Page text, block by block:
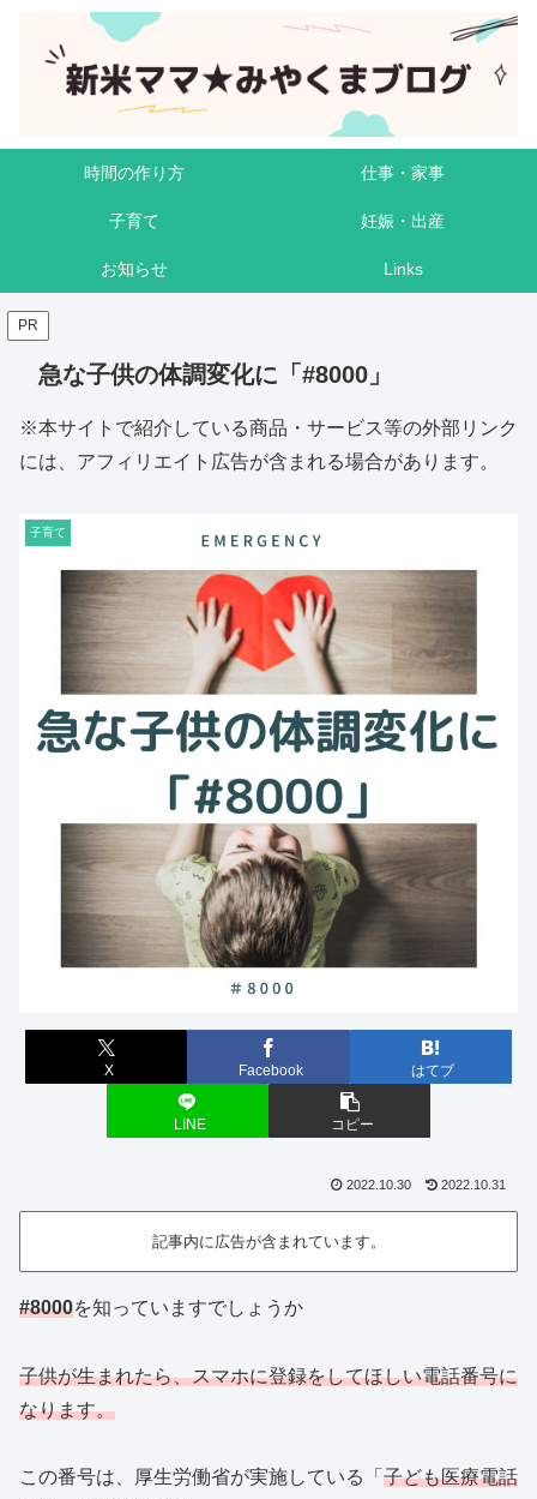
時間の作り方 仕事・家事
子育て 妊娠・出産
お知らせ Links
PR
急な子供の体調変化に「#8000」
※本サイトで紹介している商品・サービス等の外部リンク
には、アフィリエイト広告が含まれる場合があります。
子育て
X Facebook はてブ
LINE コピー
2022.10.30 2022.10.31
記事内に広告が含まれています。
#8000を知っていますでしょうか
子供が生まれたら、スマホに登録をしてほしい電話番号に
なります。
この番号は、厚生労働省が実施している「 子ども医療電話